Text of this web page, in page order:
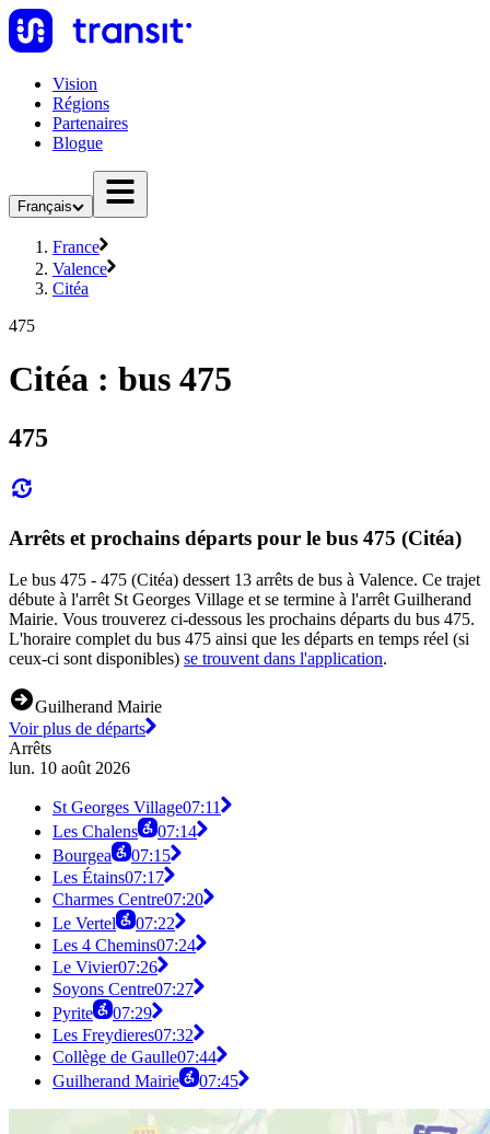
Vision
Régions
Partenaires
Blogue
Français
France
Valence
Citéa
475
Citéa : bus 475
475
Arrêts et prochains départs pour le bus 475 (Citéa)
Le bus 475 - 475 (Citéa) dessert 13 arrêts de bus à Valence. Ce trajet
débute à l'arrêt St Georges Village et se termine à l'arrêt Guilherand
Mairie. Vous trouverez ci-dessous les prochains départs du bus 475.
L'horaire complet du bus 475 ainsi que les départs en temps réel (si
ceux-ci sont disponibles) se trouvent dans l'application.
Guilherand Mairie
Voir plus de départs
Arrêts
lun. 10 août 2026
St Georges Village07:11
Les Chalens
07:14
Bourgea
07:15
Les Étains07:17
Charmes Centre07:20
Le Vertel
07:22
Les 4 Chemins07:24
Le Vivier07:26
Soyons Centre07:27
Pyrite
07:29
Les Freydieres07:32
Collège de Gaulle07:44
Guilherand Mairie
07:45